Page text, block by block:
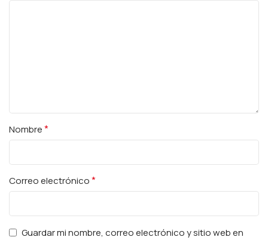
Nombre*
Correo electrónico*
Guardar mi nombre, correo electrónico y sitio web en